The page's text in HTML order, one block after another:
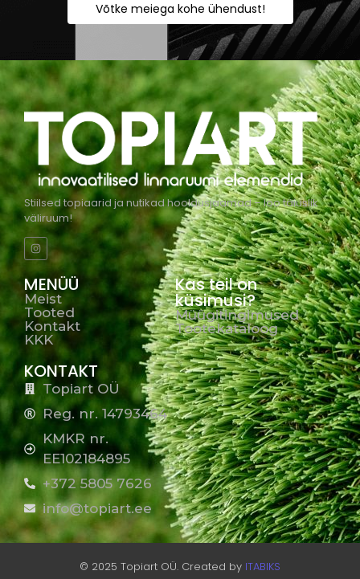
Võtke meiega kohe ühendust!
Stiilsed topiaarid ja nutikad hooldusjaamad – loo täiuslik
väliruum!
MENÜÜ
Meist
Tooted
Kontakt
KKK
Kas teil on
küsimusi?
Müügitingimused
Tootekataloog
KONTAKT
Topiart OÜ
Reg. nr. 14793464
KMKR nr.
EE102184895
+372 5805 7626
info@topiart.ee
© 2025 Topiart OÜ. Created by ITABIKS